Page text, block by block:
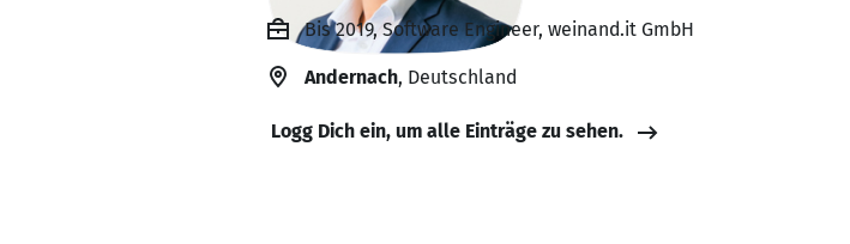
Bis 2019, Software Engineer, weinand.it GmbH
Andernach, Deutschland
Logg Dich ein, um alle Einträge zu sehen.